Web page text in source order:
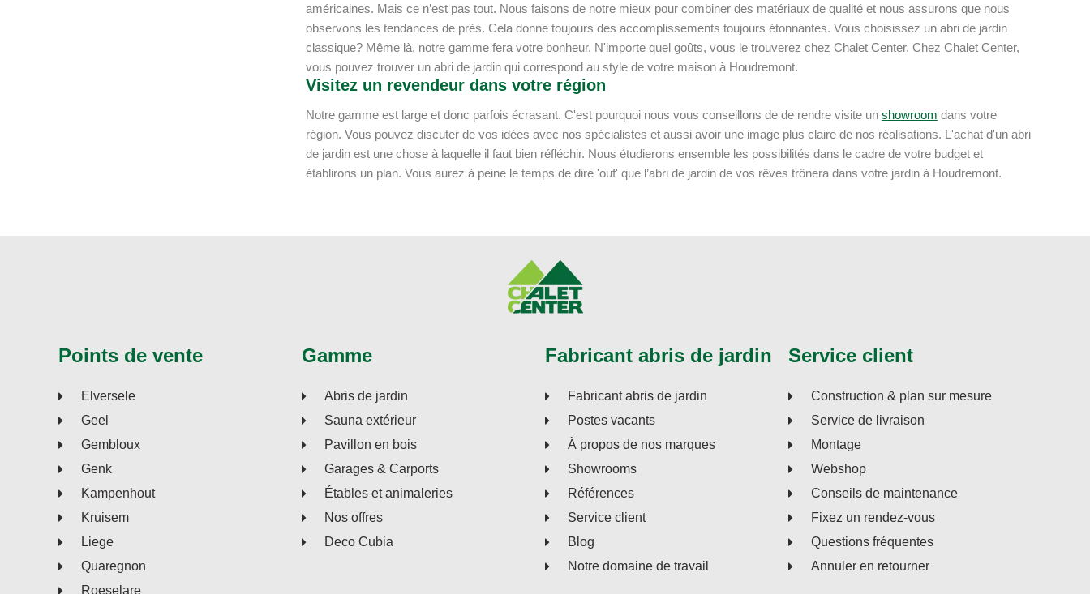
américaines. Mais ce n’est pas tout. Nous faisons de notre mieux pour combiner des matériaux de qualité et nous assurons que nous
observons les tendances de près. Cela donne toujours des accomplissements toujours étonnantes. Vous choisissez un abri de jardin
classique? Même là, notre gamme fera votre bonheur. N'importe quel goûts, vous le trouverez chez Chalet Center. Chez Chalet Center,
vous pouvez trouver un abri de jardin qui correspond au style de votre maison à Houdremont.
Visitez un revendeur dans votre région
Notre gamme est large et donc parfois écrasant. C'est pourquoi nous vous conseillons de de rendre visite un showroom dans votre
région. Vous pouvez discuter de vos idées avec nos spécialistes et aussi avoir une image plus claire de nos réalisations. L'achat d'un abri
de jardin est une chose à laquelle il faut bien réfléchir. Nous étudierons ensemble les possibilités dans le cadre de votre budget et
établirons un plan. Vous aurez à peine le temps de dire 'ouf' que l’abri de jardin de vos rêves trônera dans votre jardin à Houdremont.
Points de vente
Elversele
Geel
Gembloux
Genk
Kampenhout
Kruisem
Liege
Quaregnon
Roeselare
Gamme
Abris de jardin
Sauna extérieur
Pavillon en bois
Garages & Carports
Étables et animaleries
Nos offres
Deco Cubia
Fabricant abris de jardin
Fabricant abris de jardin
Postes vacants
À propos de nos marques
Showrooms
Références
Service client
Blog
Notre domaine de travail
Service client
Construction & plan sur mesure
Service de livraison
Montage
Webshop
Conseils de maintenance
Fixez un rendez-vous
Questions fréquentes
Annuler en retourner